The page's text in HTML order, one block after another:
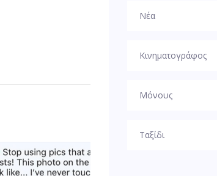
Νέα
Κινηματογράφος
Μόνους
Ταξίδι